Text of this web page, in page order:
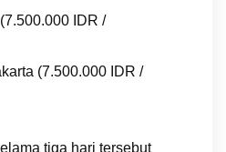
IDR /
(7.500.000 IDR /
tiga hari tersebut